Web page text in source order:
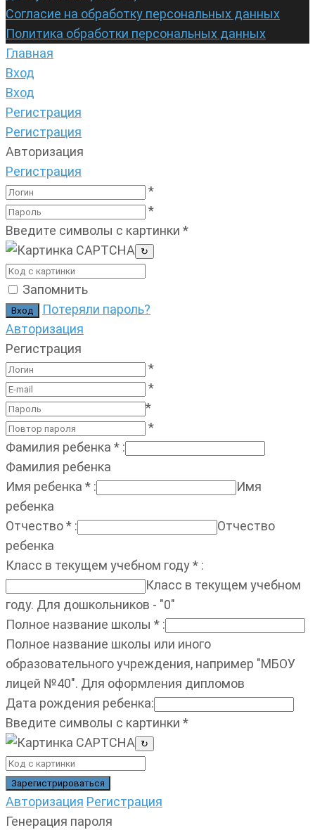
Согласие на обработку персональных данных
Политика обработки персональных данных
Главная
Вход
Вход
Регистрация
Регистрация
Авторизация
Регистрация
*
*
Введите символы с картинки *
↻
Запомнить
Потеряли пароль?
Авторизация
Регистрация
*
*
*
*
Фамилия ребенка * :
Фамилия ребенка
Имя ребенка * :
Имя
ребенка
Отчество* :
Отчество
ребенка
Класс в текущем учебном году* :
Класс в текущем учебном
году. Для дошкольников - "0"
Полное название школы * :
Полное название школы или иного
образовательного учреждения, например "МБОУ
лицей №40". Для оформления дипломов
Дата рождения ребенка:
Введите символы с картинки *
↻
Авторизация Регистрация
Генерация пароля